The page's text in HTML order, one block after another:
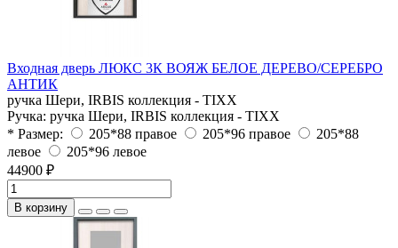
Входная дверь ЛЮКС 3К ВОЯЖ БЕЛОЕ ДЕРЕВО/СЕРЕБРО
АНТИК
ручка Шери, IRBIS коллекция - TIXX
Ручка: ручка Шери, IRBIS коллекция - TIXX
* Размер:
205*88 правое 205*96 правое
205*88
левое
205*96 левое
44900 ₽
В корзину